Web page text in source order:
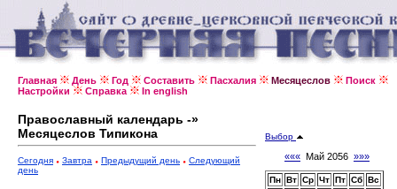
Главная День Год Составить Пасхалия Месяцеслов
Поиск
Настройки
Справка In english
Православный календарь -»
Месяцеслов Типикона
Сегодня Завтра Предыдущий день
Следующий
день
Выбор
««« Май 2056 »»»
Пн Вт Ср Чт Пт Сб Вс